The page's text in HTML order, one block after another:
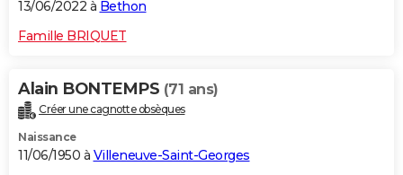
13/06/2022 à Bethon
Famille BRIQUET
Alain BONTEMPS (71 ans)
Créer une cagnotte obsèques
Naissance
11/06/1950 à Villeneuve-Saint-Georges